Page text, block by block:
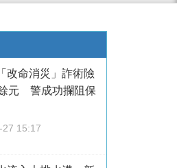
改命消災」詐術險
元 警成功攔阻保
27 15:17